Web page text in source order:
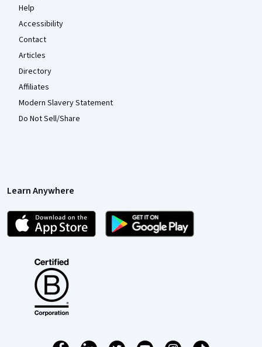
Help
Accessibility
Contact
Articles
Directory
Affiliates
Modern Slavery Statement
Do Not Sell/Share
Learn Anywhere